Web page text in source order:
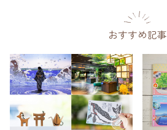
おすすめ記事